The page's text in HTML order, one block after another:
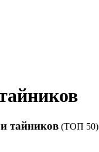
тайников (ТОП 50)